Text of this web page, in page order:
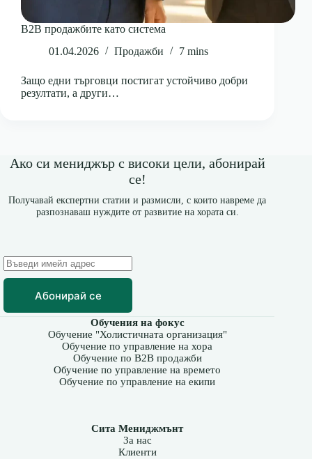
B2B продажбите като система
01.04.2026
Продажби 7 mins
Защо едни търговци постигат устойчиво добри
резултати, а други…
Ако си мениджър с високи цели, абонирай
се!
Получавай експертни статии и размисли, с които навреме да
разпознаваш нуждите от развитие на хората си.
Абонирай се
Обучения на фокус
Обучение "Холистичната организация"
Обучение по управление на хора
Обучение по B2B продажби
Обучение по управление на времето
Обучение по управление на екипи
Сита Мениджмънт
За нас
Клиенти